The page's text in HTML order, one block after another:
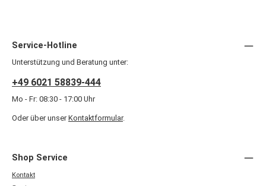
Service-Hotline
Unterstützung und Beratung unter:
+49 6021 58839-444
Mo - Fr: 08:30 - 17:00 Uhr
Oder über unser Kontaktformular.
Shop Service
Kontakt